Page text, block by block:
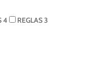
4 REGLAS3